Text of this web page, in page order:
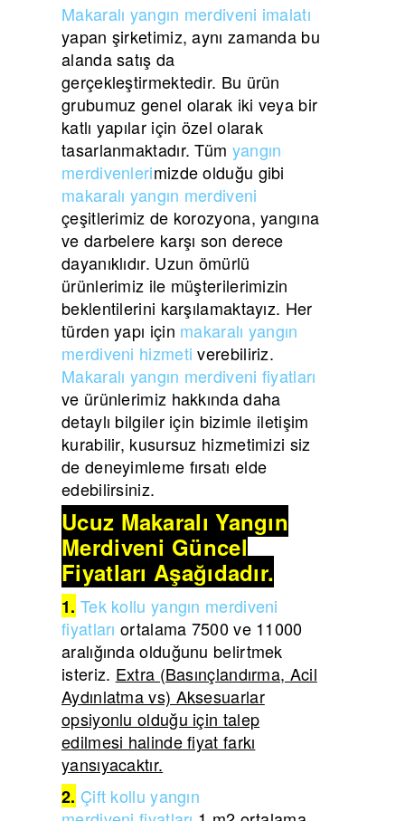
Makaralı yangın merdiveni imalatı
yapan şirketimiz, aynı zamanda bu
alanda satış da
gerçekleştirmektedir. Bu ürün
grubumuz genel olarak iki veya bir
katlı yapılar için özel olarak
tasarlanmaktadır. Tüm yangın
merdivenlerimizde olduğu gibi
makaralı yangın merdiveni
çeşitlerimiz de korozyona, yangına
ve darbelere karşı son derece
dayanıklıdır. Uzun ömürlü
ürünlerimiz ile müşterilerimizin
beklentilerini karşılamaktayız. Her
türden yapı için makaralı yangın
merdiveni hizmeti verebiliriz.
Makaralı yangın merdiveni fiyatları
ve ürünlerimiz hakkında daha
detaylı bilgiler için bizimle iletişim
kurabilir, kusursuz hizmetimizi siz
de deneyimleme fırsatı elde
edebilirsiniz.
Ucuz Makaralı Yangın
Merdiveni Güncel
Fiyatları Aşağıdadır.
1. Tek kollu yangın merdiveni
fiyatları ortalama 7500 ve 11000
aralığında olduğunu belirtmek
isteriz. Extra (Basınçlandırma, Acil
Aydınlatma vs) Aksesuarlar
opsiyonlu olduğu için talep
edilmesi halinde fiyat farkı
yansıyacaktır.
2. Çift kollu yangın